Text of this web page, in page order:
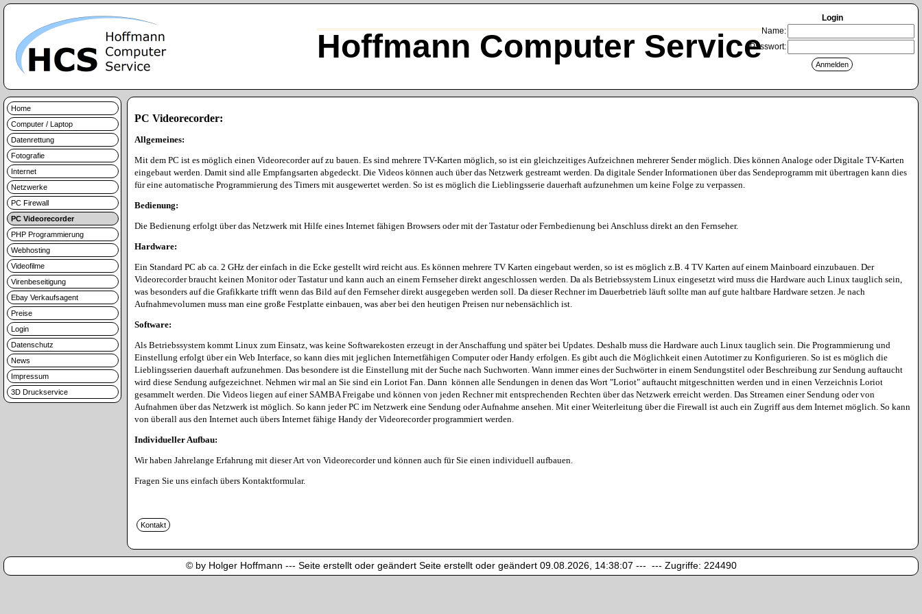
Hoffmann Computer Service
Login
Name:
Passwort:
Home
Computer / Laptop
Datenrettung
Fotografie
Internet
Netzwerke
PC Firewall
PC Videorecorder
PHP Programmierung
Webhosting
Videofilme
Virenbeseitigung
Ebay Verkaufsagent
Preise
Login
Datenschutz
News
Impressum
3D Druckservice
PC Videorecorder:
Allgemeines:
Mit dem PC ist es möglich einen Videorecorder auf zu bauen. Es sind mehrere TV-Karten möglich, so ist ein gleichzeitiges Aufzeichnen mehrerer Sender möglich. Dies können Analoge oder Digitale TV-Karten
eingebaut werden. Damit sind alle Empfangsarten abgedeckt. Die Videos können auch über das Netzwerk gestreamt werden. Da digitale Sender Informationen über das Sendeprogramm mit übertragen kann dies
für eine automatische Programmierung des Timers mit ausgewertet werden. So ist es möglich die Lieblingsserie dauerhaft aufzunehmen um keine Folge zu verpassen.
Bedienung:
Die Bedienung erfolgt über das Netzwerk mit Hilfe eines Internet fähigen Browsers oder mit der Tastatur oder Fernbedienung bei Anschluss direkt an den Fernseher.
Hardware:
Ein Standard PC ab ca. 2 GHz der einfach in die Ecke gestellt wird reicht aus. Es können mehrere TV Karten eingebaut werden, so ist es möglich z.B. 4 TV Karten auf einem Mainboard einzubauen. Der
Videorecorder braucht keinen Monitor oder Tastatur und kann auch an einem Fernseher direkt angeschlossen werden. Da als Betriebssystem Linux eingesetzt wird muss die Hardware auch Linux tauglich sein,
was besonders auf die Grafikkarte trifft wenn das Bild auf den Fernseher direkt ausgegeben werden soll. Da dieser Rechner im Dauerbetrieb läuft sollte man auf gute haltbare Hardware setzen. Je nach
Aufnahmevolumen muss man eine große Festplatte einbauen, was aber bei den heutigen Preisen nur nebensächlich ist.
Software:
Als Betriebssystem kommt Linux zum Einsatz, was keine Softwarekosten erzeugt in der Anschaffung und später bei Updates. Deshalb muss die Hardware auch Linux tauglich sein. Die Programmierung und
Einstellung erfolgt über ein Web Interface, so kann dies mit jeglichen Internetfähigen Computer oder Handy erfolgen. Es gibt auch die Möglichkeit einen Autotimer zu Konfigurieren. So ist es möglich die
Lieblingsserien dauerhaft aufzunehmen. Das besondere ist die Einstellung mit der Suche nach Suchworten. Wann immer eines der Suchwörter in einem Sendungstitel oder Beschreibung zur Sendung auftaucht
wird diese Sendung aufgezeichnet. Nehmen wir mal an Sie sind ein Loriot Fan. Dann können alle Sendungen in denen das Wort "Loriot" auftaucht mitgeschnitten werden und in einen Verzeichnis Loriot
gesammelt werden. Die Videos liegen auf einer SAMBA Freigabe und können von jeden Rechner mit entsprechenden Rechten über das Netzwerk erreicht werden. Das Streamen einer Sendung oder von
Aufnahmen über das Netzwerk ist möglich. So kann jeder PC im Netzwerk eine Sendung oder Aufnahme ansehen. Mit einer Weiterleitung über die Firewall ist auch ein Zugriff aus dem Internet möglich. So kann
von überall aus den Internet auch übers Internet fähige Handy der Videorecorder programmiert werden.
Individueller Aufbau:
Wir haben Jahrelange Erfahrung mit dieser Art von Videorecorder und können auch für Sie einen individuell aufbauen.
Fragen Sie uns einfach übers Kontaktformular.
© by Holger Hoffmann --- Seite erstellt oder geändert Seite erstellt oder geändert 09.08.2026, 14:38:07 --- --- Zugriffe: 224490